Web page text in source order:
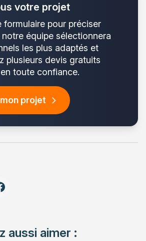
votre projet
formulaire pour préciser
équipe sélectionnera
les plus adaptés et
plusieurs devis gratuits
toute confiance.
projet
aussi aimer :